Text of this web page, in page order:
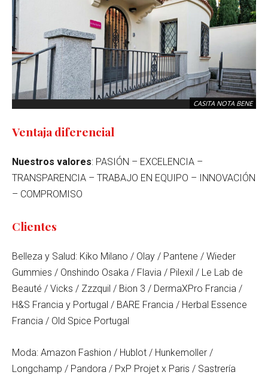
CASITA NOTA BENE
Ventaja diferencial
Nuestros valores: PASIÓN – EXCELENCIA –
TRANSPARENCIA – TRABAJO EN EQUIPO – INNOVACIÓN
– COMPROMISO
Clientes
Belleza y Salud: Kiko Milano / Olay / Pantene / Wieder
Gummies / Onshindo Osaka / Flavia / Pilexil / Le Lab de
Beauté / Vicks / Zzzquil / Bion 3 / DermaXPro Francia /
H&S Francia y Portugal / BARE Francia / Herbal Essence
Francia / Old Spice Portugal
Moda: Amazon Fashion / Hublot / Hunkemoller /
Longchamp / Pandora / PxP Projet x Paris / Sastrería